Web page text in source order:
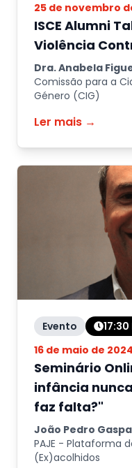
25 de novembro
ISCE Alumni
Violência
Dra. Anabela
Comissão para a
Género (CIG)
Ler mais →
Evento 17:30
16 de maio de 2024
Seminário
infância
faz falta?"
João Pedro
PAJE - Plataforma
(Ex)acolhidos